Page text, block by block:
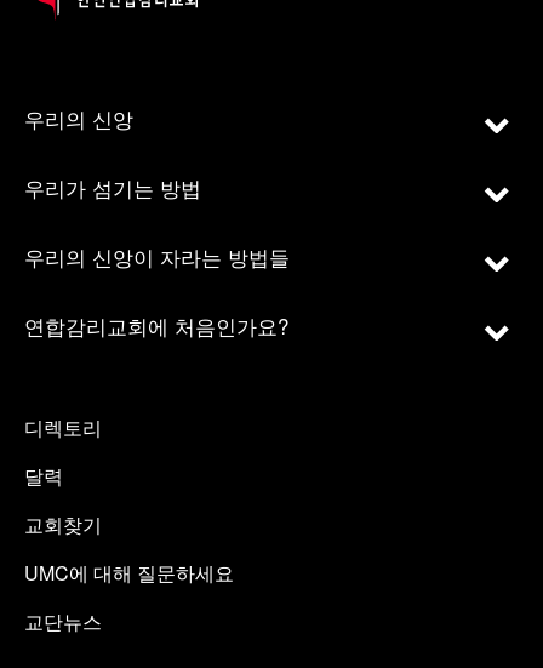
우리의 신앙
우리가 섬기는 방법
우리의 신앙이 자라는 방법들
연합감리교회에 처음인가요?
디렉토리
달력
교회찾기
UMC에 대해 질문하세요
교단뉴스